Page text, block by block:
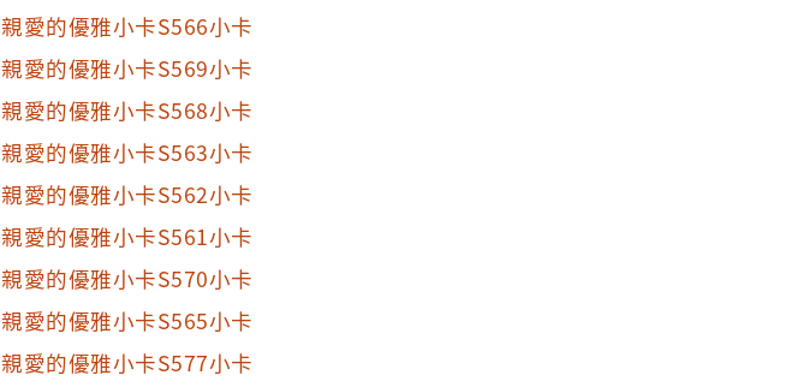
親愛的優雅小卡S566小卡
親愛的優雅小卡S569小卡
親愛的優雅小卡S568小卡
親愛的優雅小卡S563小卡
親愛的優雅小卡S562小卡
親愛的優雅小卡S561小卡
親愛的優雅小卡S570小卡
親愛的優雅小卡S565小卡
親愛的優雅小卡S577小卡